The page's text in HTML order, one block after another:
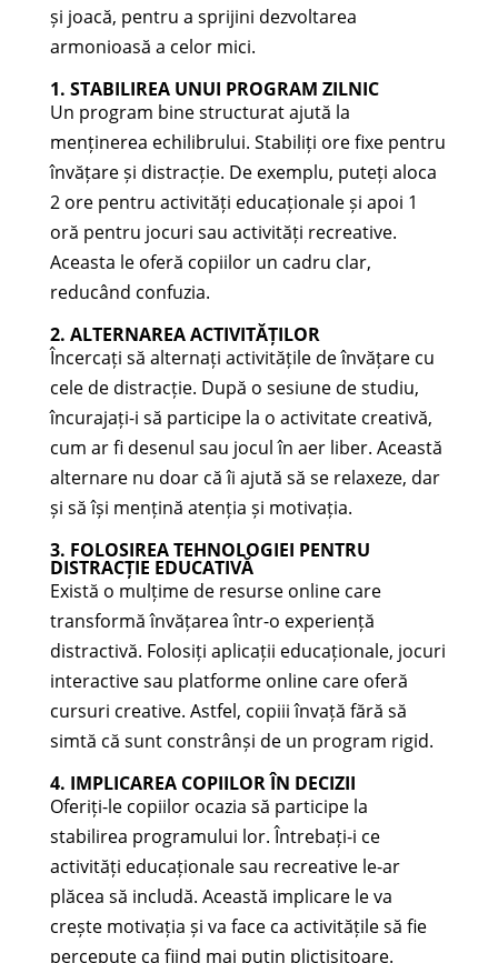
și joacă, pentru a sprijini dezvoltarea
armonioasă a celor mici.
1. STABILIREA UNUI PROGRAM ZILNIC
Un program bine structurat ajută la
menținerea echilibrului. Stabiliți ore fixe pentru
învățare și distracție. De exemplu, puteți aloca
2 ore pentru activități educaționale și apoi 1
oră pentru jocuri sau activități recreative.
Aceasta le oferă copiilor un cadru clar,
reducând confuzia.
2. ALTERNAREA ACTIVITĂȚILOR
Încercați să alternați activitățile de învățare cu
cele de distracție. După o sesiune de studiu,
încurajați-i să participe la o activitate creativă,
cum ar fi desenul sau jocul în aer liber. Această
alternare nu doar că îi ajută să se relaxeze, dar
și să își mențină atenția și motivația.
3. FOLOSIREA TEHNOLOGIEI PENTRU
DISTRACȚIE EDUCATIVĂ
Există o mulțime de resurse online care
transformă învățarea într-o experiență
distractivă. Folosiți aplicații educaționale, jocuri
interactive sau platforme online care oferă
cursuri creative. Astfel, copiii învață fără să
simtă că sunt constrânși de un program rigid.
4. IMPLICAREA COPIILOR ÎN DECIZII
Oferiți-le copiilor ocazia să participe la
stabilirea programului lor. Întrebați-i ce
activități educaționale sau recreative le-ar
plăcea să includă. Această implicare le va
crește motivația și va face ca activitățile să fie
percepute ca fiind mai puțin plictisitoare.